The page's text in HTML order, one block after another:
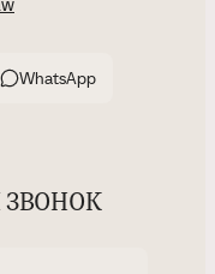
WhatsApp
звонок